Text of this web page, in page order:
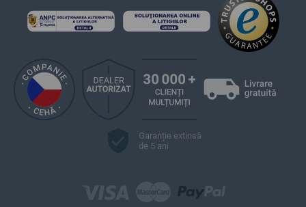
2400 Le Locle, Elveția / info@certina.com
DS Podium
DS-1
DS-2
DS-6
Garanție extinsă
de 5 ani